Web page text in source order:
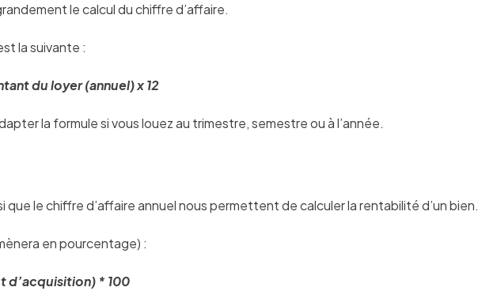
le calcul du chiffre d’affaire.
la suivante :
du loyer (annuel) x 12
la formule si vous louez au trimestre, semestre ou à l’année.
que le chiffre d’affaire annuel nous permettent de calculer la rentabilité d’un bien.
en pourcentage) :
d’acquisition) * 100